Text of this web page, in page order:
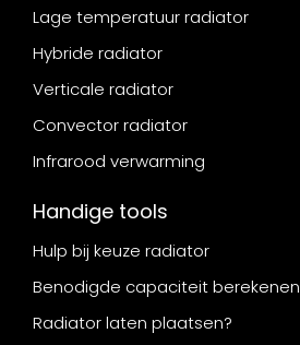
Lage temperatuur radiator
Hybride radiator
Verticale radiator
Convector radiator
Infrarood verwarming
Handige tools
Hulp bij keuze radiator
Benodigde capaciteit berekenen
Radiator laten plaatsen?